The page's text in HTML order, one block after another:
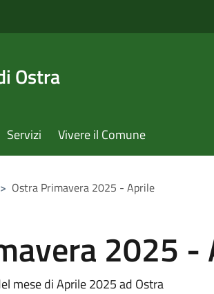
Ostra
Servizi Vivere il Comune
> Ostra Primavera 2025 - Aprile
2025 -
mese di Aprile 2025 ad Ostra